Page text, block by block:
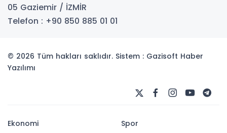
05 Gaziemir / İZMİR
Telefon : +90 850 885 01 01
© 2026 Tüm hakları saklıdır. Sistem : Gazisoft Haber
Yazılımı
Ekonomi
Spor